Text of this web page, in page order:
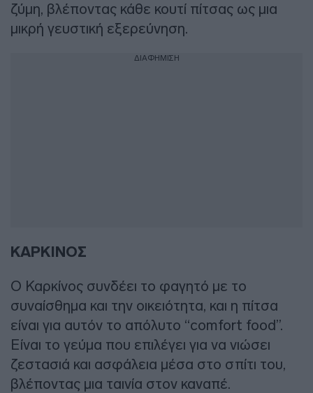
ζύμη, βλέποντας κάθε κουτί πίτσας ως μια
μικρή γευστική εξερεύνηση.
ΔΙΑΦΗΜΙΣΗ
ΚΑΡΚΙΝΟΣ
Ο Καρκίνος συνδέει το φαγητό με το
συναίσθημα και την οικειότητα, και η πίτσα
είναι για αυτόν το απόλυτο “comfort food”.
Είναι το γεύμα που επιλέγει για να νιώσει
ζεστασιά και ασφάλεια μέσα στο σπίτι του,
βλέποντας μια ταινία στον καναπέ.